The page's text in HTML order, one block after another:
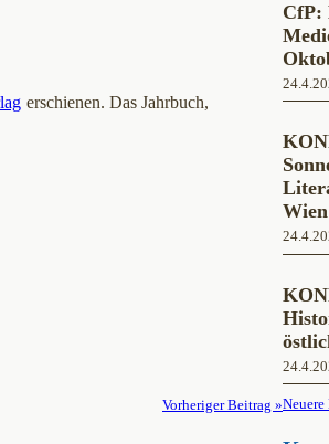
erschienen. Das Jahrbuch,
Vorheriger Beitrag »
CfP: